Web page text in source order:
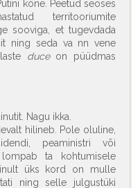
kõne. Peetud seoses
territooriumite
sooviga, et tugevdada
ning seda va nn vene
duce on püüdmas
Nagu ikka.
hilineb. Pole oluline,
peaministri või
lompab ta kohtumisele
üks kord on mulle
ning selle julgustüki